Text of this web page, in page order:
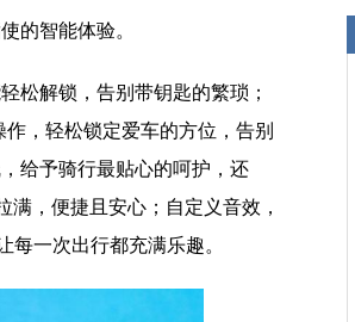
的智能体验。
松解锁，告别带钥匙的繁琐；
，轻松锁定爱车的方位，告别
给予骑行最贴心的呵护，还
满，便捷且安心；自定义音效，
每一次出行都充满乐趣。